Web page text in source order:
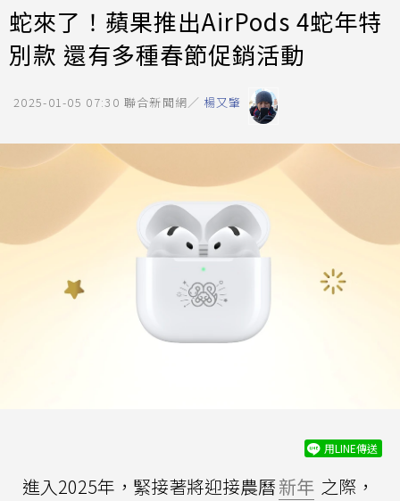
蛇來了！蘋果推出AirPods 4蛇年特
別款 還有多種春節促銷活動
2025-01-05 07:30 聯合新聞網／ 楊又肇
用LINE傳送
進入2025年，緊接著將迎接農曆新年 之際，